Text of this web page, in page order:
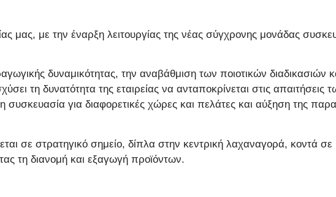
μας, με την έναρξη λειτουργίας της νέας σύγχρονης μονάδας
δυναμικότητας, την αναβάθμιση των ποιοτικών διαδικασιών
τη δυνατότητα της εταιρείας να ανταποκρίνεται στις
συσκευασία για διαφορετικές χώρες και πελάτες και αύξηση της
σε στρατηγικό σημείο, δίπλα στην κεντρική λαχαναγορά, κοντά σε
τη διανομή και εξαγωγή προϊόντων.